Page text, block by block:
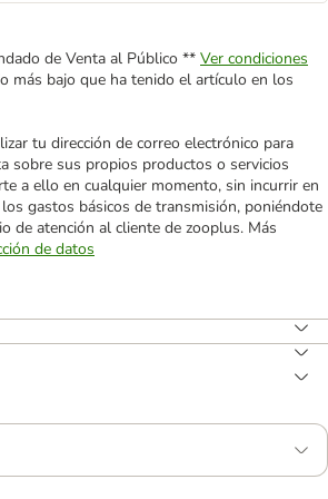
de Venta al Público ** Ver condiciones
más bajo que ha tenido el artículo en los
tu dirección de correo electrónico para
sobre sus propios productos o servicios
a ello en cualquier momento, sin incurrir en
gastos básicos de transmisión, poniéndote
de atención al cliente de zooplus. Más
de datos